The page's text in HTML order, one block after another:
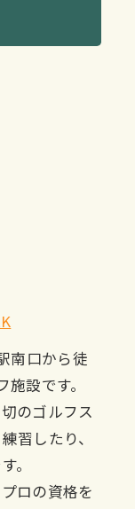
南口から徒
設です。
のゴルフス
習したり、
。
ロの資格を